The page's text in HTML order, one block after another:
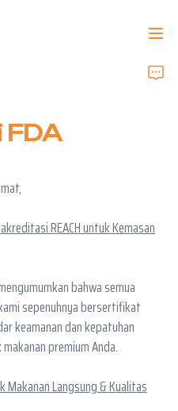
FDA
REACH untuk Kemasan
bahwa semua
sepenuhnya bersertifikat
keamanan dan kepatuhan
premium Anda.
Makanan Langsung & Kualitas
2026